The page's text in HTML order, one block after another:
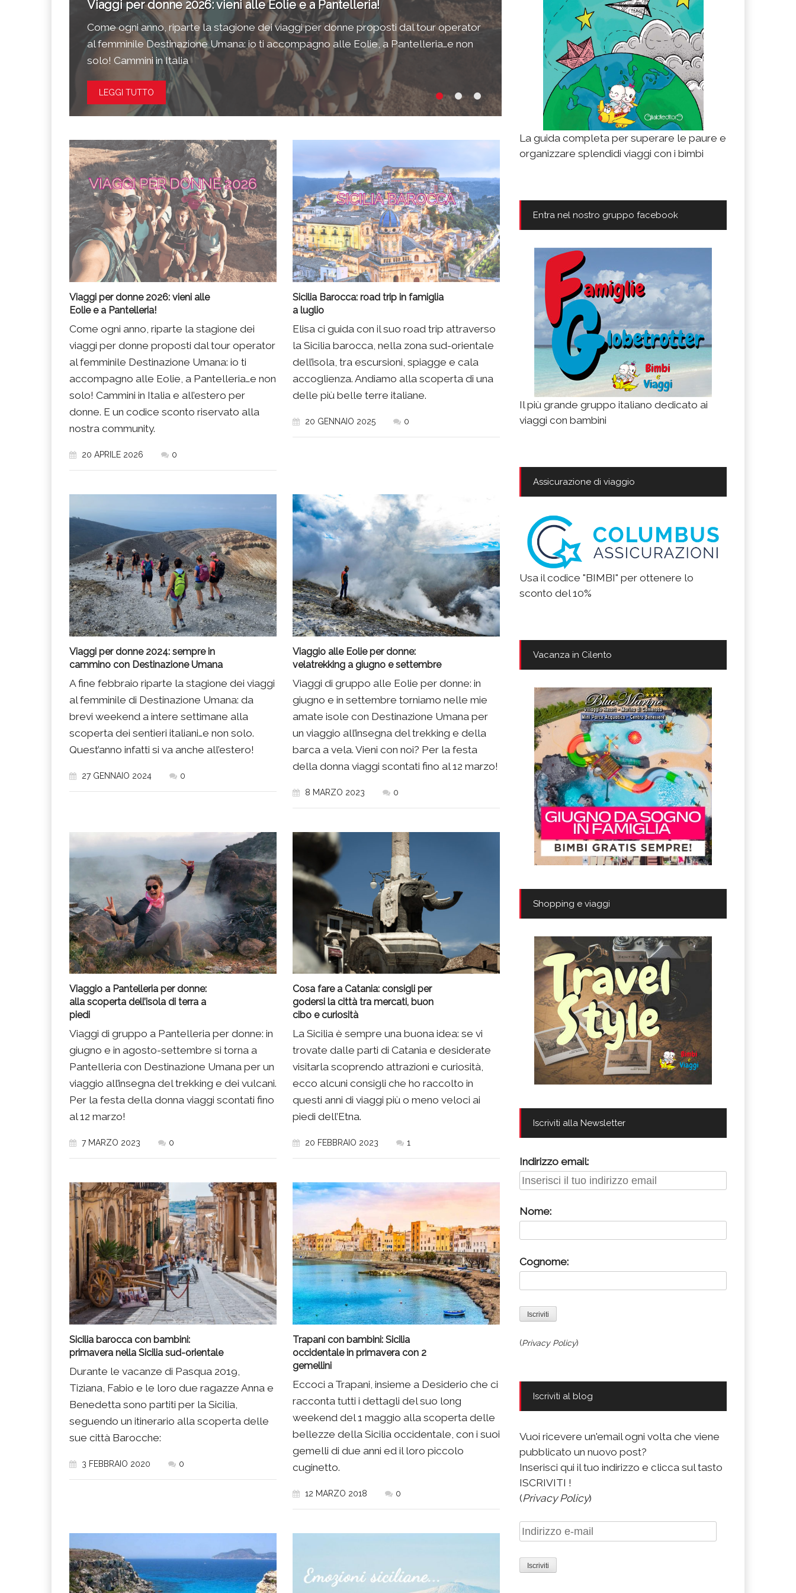
Viaggi per donne 2026: vieni alle Eolie e a Pantelleria!
Come ogni anno, riparte la stagione dei viaggi per donne proposti dal tour operator
al femminile Destinazione Umana: io ti accompagno alle Eolie, a Pantelleria…e non
solo! Cammini in Italia
LEGGI TUTTO
Sicilia Barocca: road trip in famiglia a luglio
Elisa ci guida con il suo road trip attraverso la Sicilia
orientale dell’isola, tra escursioni, spiagge e cala
scoperta di una delle più belle
LEGGI TUTTO
Viaggi per donne 2026: vieni alle
Eolie e a Pantelleria!
Come ogni anno, riparte la stagione dei
viaggi per donne proposti dal tour operator
al femminile Destinazione Umana: io ti
accompagno alle Eolie, a Pantelleria…e non
solo! Cammini in Italia e all’estero per
donne. E un codice sconto riservato alla
nostra community.
20 APRILE 2026 0
Sicilia Barocca: road trip in famiglia
a luglio
Elisa ci guida con il suo road trip attraverso
la Sicilia barocca, nella zona sud-orientale
dell’isola, tra escursioni, spiagge e cala
accoglienza. Andiamo alla scoperta di una
delle più belle terre italiane.
20 GENNAIO 2025 0
Viaggi per donne 2024: sempre in
cammino con Destinazione Umana
A fine febbraio riparte la stagione dei viaggi
al femminile di Destinazione Umana: da
brevi weekend a intere settimane alla
scoperta dei sentieri italiani…e non solo.
Quest’anno infatti si va anche all’estero!
27 GENNAIO 2024 0
Viaggio alle Eolie per donne:
velatrekking a giugno e settembre
Viaggi di gruppo alle Eolie per donne: in
giugno e in settembre torniamo nelle mie
amate isole con Destinazione Umana per
un viaggio all’insegna del trekking e della
barca a vela. Vieni con noi? Per la festa
della donna viaggi scontati fino al 12 marzo!
8 MARZO 2023 0
Viaggio a Pantelleria per donne:
alla scoperta dell’isola di terra a
piedi
Viaggi di gruppo a Pantelleria per donne: in
giugno e in agosto-settembre si torna a
Pantelleria con Destinazione Umana per un
viaggio all’insegna del trekking e dei vulcani.
Per la festa della donna viaggi scontati fino
al 12 marzo!
7 MARZO 2023 0
Cosa fare a Catania: consigli per
godersi la città tra mercati, buon
cibo e curiosità
La Sicilia è sempre una buona idea: se vi
trovate dalle parti di Catania e desiderate
visitarla scoprendo attrazioni e curiosità,
ecco alcuni consigli che ho raccolto in
questi anni di viaggi più o meno veloci ai
piedi dell’Etna.
20 FEBBRAIO 2023 1
Sicilia barocca con bambini:
primavera nella Sicilia sud-orientale
Durante le vacanze di Pasqua 2019,
Tiziana, Fabio e le loro due ragazze Anna e
Benedetta sono partiti per la Sicilia,
seguendo un itinerario alla scoperta delle
sue città Barocche:
3 FEBBRAIO 2020 0
Trapani con bambini: Sicilia
occidentale in primavera con 2
gemellini
Eccoci a Trapani, insieme a Desiderio che ci
racconta tutti i dettagli del suo long
weekend del 1 maggio alla scoperta delle
bellezze della Sicilia occidentale, con i suoi
gemelli di due anni ed il loro piccolo
cuginetto.
12 MARZO 2018 0
La guida completa per superare le paure e
organizzare splendidi viaggi con i bimbi
Entra nel nostro gruppo facebook
Il più grande gruppo italiano dedicato ai
viaggi con bambini
Assicurazione di viaggio
Usa il codice "BIMBI" per ottenere lo
sconto del 10%
Vacanza in Cilento
Shopping e viaggi
Iscriviti alla Newsletter
Indirizzo email:
Nome:
Cognome:
(Privacy Policy)
Iscriviti al blog
Vuoi ricevere un'email ogni volta che viene
pubblicato un nuovo post?
Inserisci qui il tuo indirizzo e clicca sul tasto
ISCRIVITI !
(Privacy Policy)
Indirizzo
e-
mail